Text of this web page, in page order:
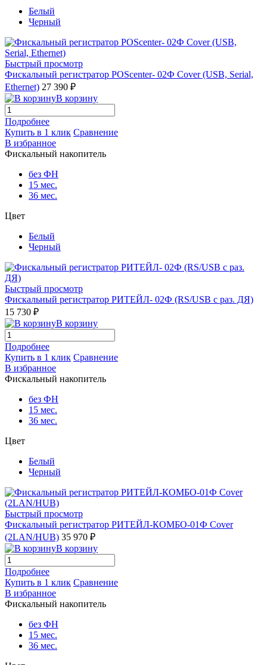
Белый
Черный
Быстрый просмотр
Фискальный регистратор POScenter- 02Ф Cover (USB, Serial,
Ethernet) 27 390 ₽
В корзину
Подробнее
Купить в 1 клик Сравнение
В избранное
Фискальный накопитель
без ФН
15 мес.
36 мес.
Цвет
Белый
Черный
Быстрый просмотр
Фискальный регистратор РИТЕЙЛ- 02Ф (RS/USB с раз. ДЯ)
15 730 ₽
В корзину
Подробнее
Купить в 1 клик Сравнение
В избранное
Фискальный накопитель
без ФН
15 мес.
36 мес.
Цвет
Белый
Черный
Быстрый просмотр
Фискальный регистратор РИТЕЙЛ-КОМБО-01Ф Cover
(2LAN/HUB) 35 970 ₽
В корзину
Подробнее
Купить в 1 клик Сравнение
В избранное
Фискальный накопитель
без ФН
15 мес.
36 мес.